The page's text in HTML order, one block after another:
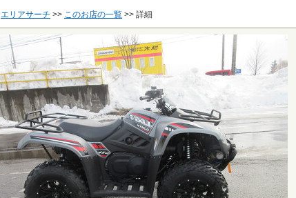
エリアサーチ >> このお店の一覧 >> 詳細